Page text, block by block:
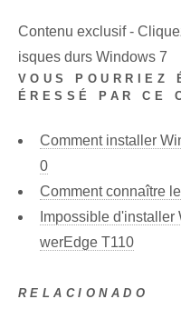
Contenu exclusif -
isques durs Windows 7
VOUS POURRIEZ
ÉRESSÉ PAR CE
Comment installer
0
Comment connaître
Impossible
werEdge T110
RELACIONADO